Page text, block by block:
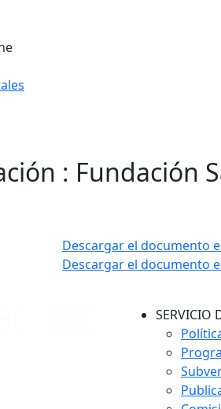
: Fundación
Descargar el documento
Descargar el documento
SERVICIO